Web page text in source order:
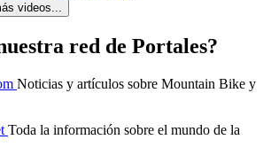
videos...
red de Portales?
Noticias y artículos sobre Mountain Bike y
Toda la información sobre el mundo de la